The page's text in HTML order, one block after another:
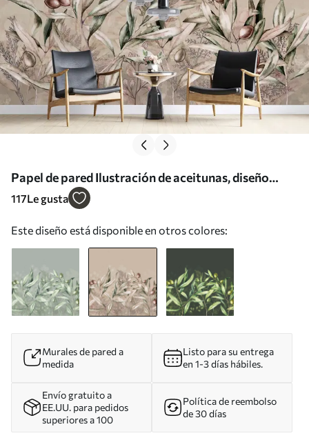
Papel de pared Ilustración de aceitunas, diseño
floral, tropical, acuarela, hojas grandes, colores
117Le gusta
Este diseño está disponible en otros colores:
Murales de pared a
medida
Listo para su entrega
en 1-3 días hábiles.
Envío gratuito a
EE.UU. para pedidos
superiores a 100
Política de reembolso
de 30 días